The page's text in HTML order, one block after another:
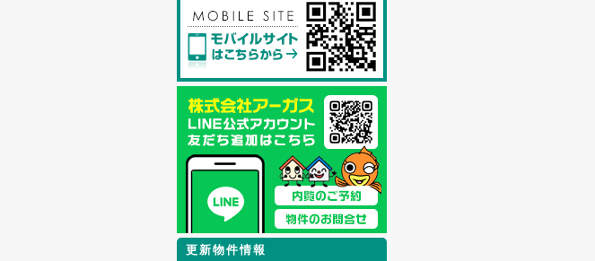
更新物件情報